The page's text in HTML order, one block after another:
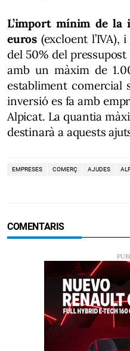
L’import mínim de la
euros (excloent l’IVA),
del 50% del pressupost
amb un màxim de
establiment comercial
inversió es fa amb
Alpicat. La quantia
destinarà a aquests
EMPRESES COMERÇ AJUDES
COMENTARIS